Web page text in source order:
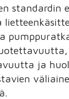
standardin
ja